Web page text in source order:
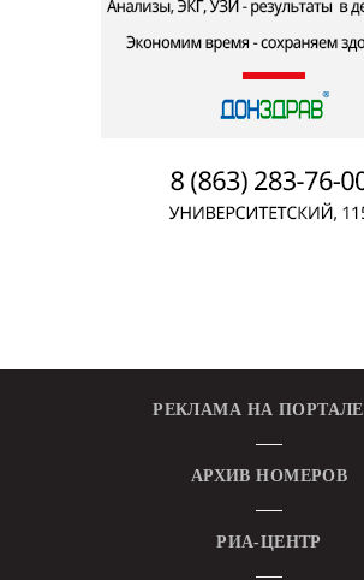
РЕКЛАМА НА ПОРТАЛЕ
АРХИВ НОМЕРОВ
РИА-ЦЕНТР